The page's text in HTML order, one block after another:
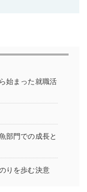
始まった就職活
部門での成長と
りを歩む決意